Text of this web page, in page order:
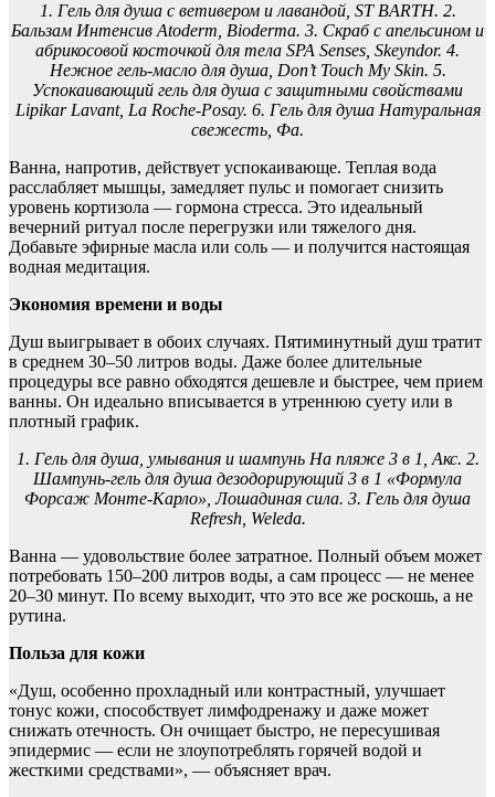
1. Гель для душа с ветивером и лавандой, ST BARTH. 2.
Бальзам Интенсив Atoderm, Bioderma. 3. Скраб с апельсином и
абрикосовой косточкой для тела SPA Senses, Skeyndor. 4.
Нежное гель-масло для душа, Don’t Touch My Skin. 5.
Успокаивающий гель для душа с защитными свойствами
Lipikar Lavant, La Roche-Posay. 6. Гель для душа Натуральная
свежесть, Фа.
Ванна, напротив, действует успокаивающе. Теплая вода
расслабляет мышцы, замедляет пульс и помогает снизить
уровень кортизола — гормона стресса. Это идеальный
вечерний ритуал после перегрузки или тяжелого дня.
Добавьте эфирные масла или соль — и получится настоящая
водная медитация.
Экономия времени и воды
Душ выигрывает в обоих случаях. Пятиминутный душ тратит
в среднем 30–50 литров воды. Даже более длительные
процедуры все равно обходятся дешевле и быстрее, чем прием
ванны. Он идеально вписывается в утреннюю суету или в
плотный график.
1. Гель для душа, умывания и шампунь На пляже 3 в 1, Акс. 2.
Шампунь-гель для душа дезодорирующий 3 в 1 «Формула
Форсаж Монте-Карло», Лошадиная сила. 3. Гель для душа
Refresh, Weleda.
Ванна — удовольствие более затратное. Полный объем может
потребовать 150–200 литров воды, а сам процесс — не менее
20–30 минут. По всему выходит, что это все же роскошь, а не
рутина.
Польза для кожи
«Душ, особенно прохладный или контрастный, улучшает
тонус кожи, способствует лимфодренажу и даже может
снижать отечность. Он очищает быстро, не пересушивая
эпидермис — если не злоупотреблять горячей водой и
жесткими средствами», — объясняет врач.